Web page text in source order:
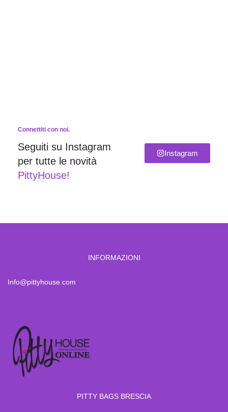
Connettiti con noi.
Seguiti su Instagram
per tutte le novità
PittyHouse!
Instagram
INFORMAZIONI
Info@pittyhouse.com
PITTY BAGS BRESCIA